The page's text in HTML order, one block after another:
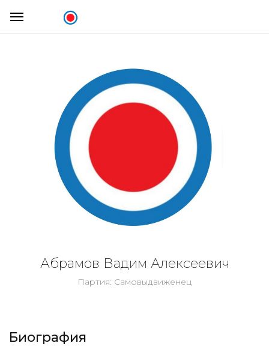
Абрамов Вадим Алексеевич
Партия: Самовыдвиженец
Биография